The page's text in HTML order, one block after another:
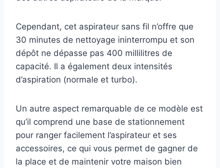
Cependant, cet aspirateur sans fil n’offre que
30 minutes de nettoyage ininterrompu et son
dépôt ne dépasse pas 400 millilitres de
capacité. Il a également deux intensités
d’aspiration (normale et turbo).
Un autre aspect remarquable de ce modèle est
qu’il comprend une base de stationnement
pour ranger facilement l’aspirateur et ses
accessoires, ce qui vous permet de gagner de
la place et de maintenir votre maison bien